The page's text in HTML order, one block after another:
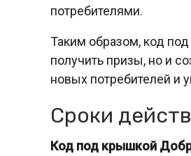
потребителями.
Таким образом, код
получить призы, но и
новых потребителей и
Сроки
Код под крышкой